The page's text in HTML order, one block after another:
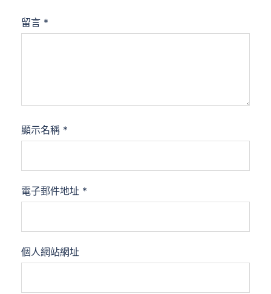
留言 *
顯示名稱 *
電子郵件地址 *
個人網站網址